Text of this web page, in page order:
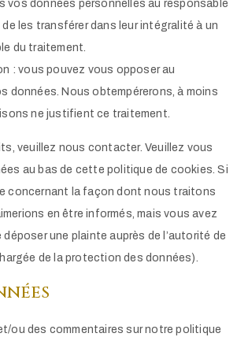
vos données personnelles au responsable
les transférer dans leur intégralité à un
du traitement.
: vous pouvez vous opposer au
données. Nous obtempérerons, à moins
ne justifient ce traitement.
veuillez nous contacter. Veuillez vous
au bas de cette politique de cookies. Si
concernant la façon dont nous traitons
en être informés, mais vous avez
une plainte auprès de l’autorité de
de la protection des données).
ou des commentaires sur notre politique